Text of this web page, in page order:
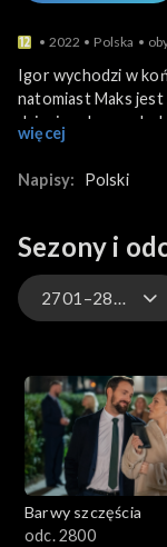
2022 Polska
Igor wychodzi w
natomiast Maks jest
dzieci podrzuca do
romantyczny
się z Renatą,
kolei Dominika od
Feel Good Marcin,
Tymczasem Jarecki
jej książkę
żony.
więcej
Napisy: Polski
Sezony i
2701–2800
3201-3300
3101-3200
3001-3100
Barwy szczęścia
odc. 2800